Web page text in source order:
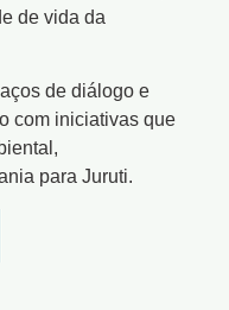
de vida da
de diálogo e
com iniciativas que
para Juruti.